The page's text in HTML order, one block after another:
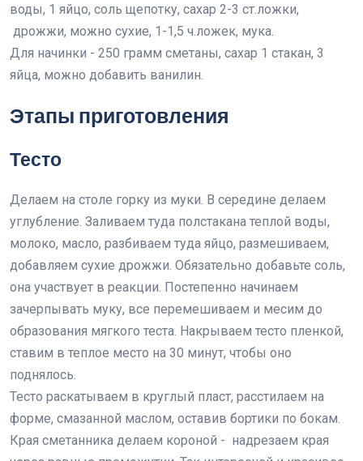
воды, 1 яйцо, соль щепотку, сахар 2-3 ст.ложки,
дрожжи, можно сухие, 1-1,5 ч.ложек, мука.
Для начинки - 250 грамм сметаны, сахар 1 стакан, 3
яйца, можно добавить ванилин.
Этапы приготовления
Тесто
Делаем на столе горку из муки. В середине делаем
углубление. Заливаем туда полстакана теплой воды,
молоко, масло, разбиваем туда яйцо, размешиваем,
добавляем сухие дрожжи. Обязательно добавьте соль,
она участвует в реакции. Постепенно начинаем
зачерпывать муку, все перемешиваем и месим до
образования мягкого теста. Накрываем тесто пленкой,
ставим в теплое место на 30 минут, чтобы оно
поднялось.
Тесто раскатываем в круглый пласт, расстилаем на
форме, смазанной маслом, оставив бортики по бокам.
Края сметанника делаем короной - надрезаем края